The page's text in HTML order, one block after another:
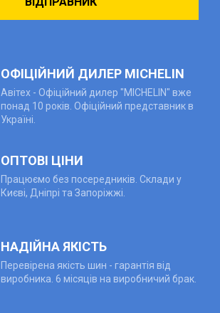
ОФІЦІЙНИЙ ДИЛЕР MICHELIN
Авітех - Офіційний дилер "MICHELIN" вже
понад 10 років. Офіційний представник в
Україні.
ОПТОВІ ЦІНИ
Працюємо без посередників. Склади у
Києві, Дніпрі та Запоріжжі.
НАДІЙНА ЯКІСТЬ
Перевірена якість шин - гарантія від
виробника. 6 місяців на виробничий брак.